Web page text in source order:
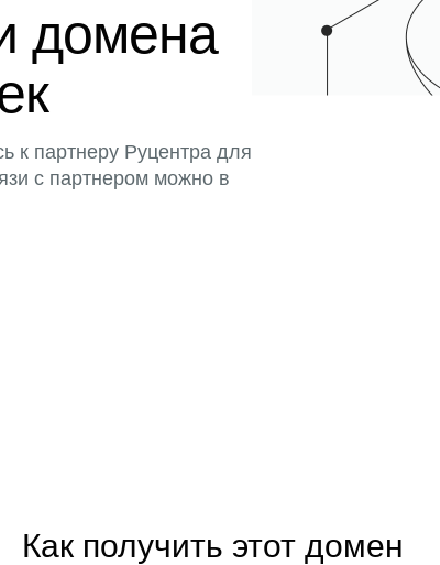
домена
к партнеру Руцентра для
с партнером можно в
Как получить этот домен